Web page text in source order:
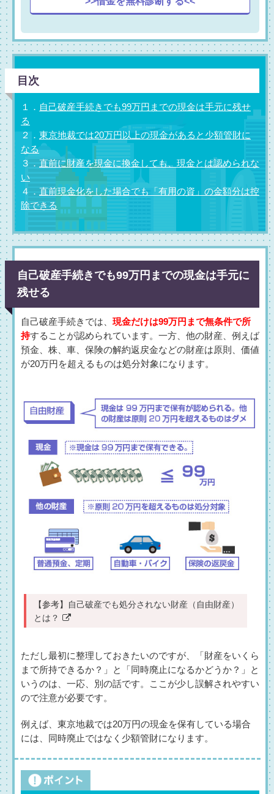
目次
１． 自己破産手続きでも99万円までの現金は手元に残せ
る
２． 東京地裁では20万円以上の現金があると少額管財に
なる
３． 直前に財産を現金に換金しても、現金とは認められな
い
４． 直前現金化をした場合でも「有用の資」の金額分は控
除できる
自己破産手続きでも99万円までの現金は手元に
残せる
自己破産手続きでは、 現金だけは99万円まで無条件で所
持することが認められています。一方、他の財産、例えば
預金、株、車、保険の解約返戻金などの財産は原則、価値
が20万円を超えるものは処分対象になります。
【参考】
自己破産でも処分されない財産（自由財産）
とは？
ただし最初に整理しておきたいのですが、「財産をいくら
まで所持できるか？」と「同時廃止になるかどうか？」と
いうのは、一応、別の話です。ここが少し誤解されやすい
ので注意が必要です。
例えば、東京地裁では20万円の現金を保有している場合
には、同時廃止ではなく少額管財になります。